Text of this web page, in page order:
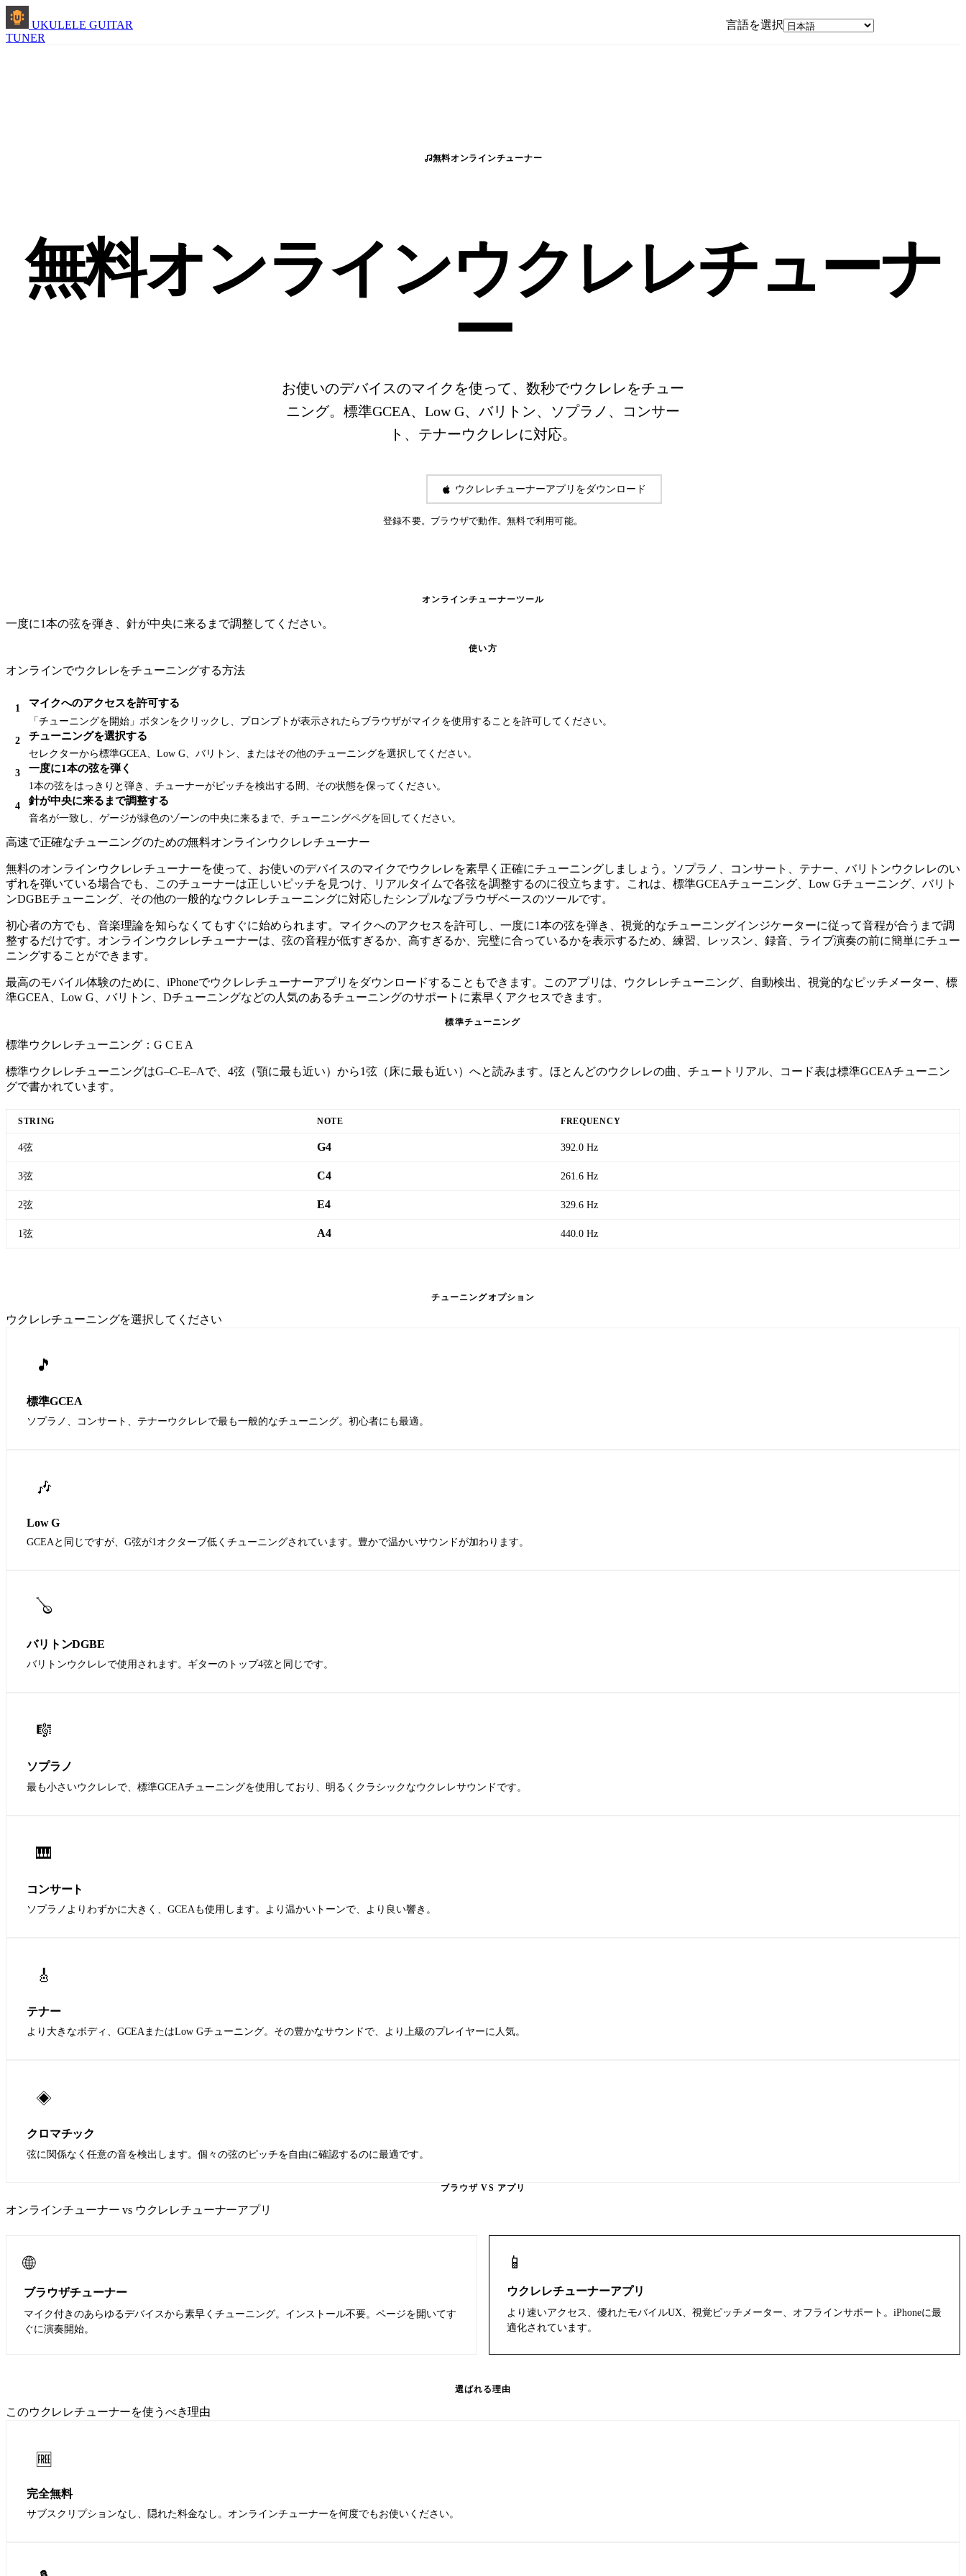
UKULELE GUITAR
TUNER
言語を選択
無料オンラインチューナー
無料オンラインウクレレチューナ
ー
お使いのデバイスのマイクを使って、数秒でウクレレをチュー
ニング。標準GCEA、Low G、バリトン、ソプラノ、コンサー
ト、テナーウクレレに対応。
ウクレレチューナーアプリをダウンロード
登録不要。ブラウザで動作。無料で利用可能。
オンラインチューナーツール
一度に1本の弦を弾き、針が中央に来るまで調整してください。
使い方
オンラインでウクレレをチューニングする方法
マイクへのアクセスを許可する
「チューニングを開始」ボタンをクリックし、プロンプトが表示されたらブラウザがマイクを使用することを許可してください。
チューニングを選択する
セレクターから標準GCEA、Low G、バリトン、またはその他のチューニングを選択してください。
一度に1本の弦を弾く
1本の弦をはっきりと弾き、チューナーがピッチを検出する間、その状態を保ってください。
針が中央に来るまで調整する
音名が一致し、ゲージが緑色のゾーンの中央に来るまで、チューニングペグを回してください。
高速で正確なチューニングのための無料オンラインウクレレチューナー
無料のオンラインウクレレチューナーを使って、お使いのデバイスのマイクでウクレレを素早く正確にチューニングしましょう。ソプラノ、コンサート、テナー、バリトンウクレレのい
ずれを弾いている場合でも、このチューナーは正しいピッチを見つけ、リアルタイムで各弦を調整するのに役立ちます。これは、標準GCEAチューニング、Low Gチューニング、バリト
ンDGBEチューニング、その他の一般的なウクレレチューニングに対応したシンプルなブラウザベースのツールです。
初心者の方でも、音楽理論を知らなくてもすぐに始められます。マイクへのアクセスを許可し、一度に1本の弦を弾き、視覚的なチューニングインジケーターに従って音程が合うまで調
整するだけです。オンラインウクレレチューナーは、弦の音程が低すぎるか、高すぎるか、完璧に合っているかを表示するため、練習、レッスン、録音、ライブ演奏の前に簡単にチュー
ニングすることができます。
最高のモバイル体験のために、iPhoneでウクレレチューナーアプリをダウンロードすることもできます。このアプリは、ウクレレチューニング、自動検出、視覚的なピッチメーター、標
準GCEA、Low G、バリトン、Dチューニングなどの人気のあるチューニングのサポートに素早くアクセスできます。
標準チューニング
標準ウクレレチューニング：G C E A
標準ウクレレチューニングはG–C–E–Aで、4弦（顎に最も近い）から1弦（床に最も近い）へと読みます。ほとんどのウクレレの曲、チュートリアル、コード表は標準GCEAチューニン
グで書かれています。
STRING NOTE FREQUENCY
4弦 G4 392.0 Hz
3弦 C4 261.6 Hz
2弦 E4 329.6 Hz
1弦 A4 440.0 Hz
チューニングオプション
ウクレレチューニングを選択してください
🎵
標準GCEA
ソプラノ、コンサート、テナーウクレレで最も一般的なチューニング。初心者にも最適。
🎶
Low G
GCEAと同じですが、G弦が1オクターブ低くチューニングされています。豊かで温かいサウンドが加わります。
🪕
バリトンDGBE
バリトンウクレレで使用されます。ギターのトップ4弦と同じです。
🎼
ソプラノ
最も小さいウクレレで、標準GCEAチューニングを使用しており、明るくクラシックなウクレレサウンドです。
🎹
コンサート
ソプラノよりわずかに大きく、GCEAも使用します。より温かいトーンで、より良い響き。
🎸
テナー
より大きなボディ、GCEAまたはLow Gチューニング。その豊かなサウンドで、より上級のプレイヤーに人気。
◈
クロマチック
弦に関係なく任意の音を検出します。個々の弦のピッチを自由に確認するのに最適です。
ブラウザ VS アプリ
オンラインチューナー vs ウクレレチューナーアプリ
🌐
ブラウザチューナー
マイク付きのあらゆるデバイスから素早くチューニング。インストール不要。ページを開いてす
ぐに演奏開始。
📱
ウクレレチューナーアプリ
より速いアクセス、優れたモバイルUX、視覚ピッチメーター、オフラインサポート。iPhoneに最
適化されています。
選ばれる理由
このウクレレチューナーを使うべき理由
🆓
完全無料
サブスクリプションなし、隠れた料金なし。オンラインチューナーを何度でもお使いください。